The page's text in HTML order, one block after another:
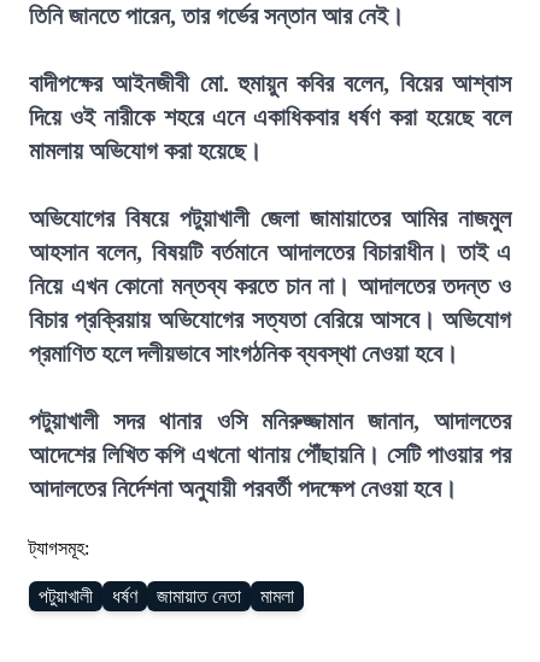
তিনি জানতে পারেন, তার গর্ভের সন্তান আর নেই।
বাদীপক্ষের আইনজীবী মো. হুমায়ুন কবির বলেন, বিয়ের আশ্বাস
দিয়ে ওই নারীকে শহরে এনে একাধিকবার ধর্ষণ করা হয়েছে বলে
মামলায় অভিযোগ করা হয়েছে।
অভিযোগের বিষয়ে পটুয়াখালী জেলা জামায়াতের আমির নাজমুল
আহসান বলেন, বিষয়টি বর্তমানে আদালতের বিচারাধীন। তাই এ
নিয়ে এখন কোনো মন্তব্য করতে চান না। আদালতের তদন্ত ও
বিচার প্রক্রিয়ায় অভিযোগের সত্যতা বেরিয়ে আসবে। অভিযোগ
প্রমাণিত হলে দলীয়ভাবে সাংগঠনিক ব্যবস্থা নেওয়া হবে।
পটুয়াখালী সদর থানার ওসি মনিরুজ্জামান জানান, আদালতের
আদেশের লিখিত কপি এখনো থানায় পৌঁছায়নি। সেটি পাওয়ার পর
আদালতের নির্দেশনা অনুযায়ী পরবর্তী পদক্ষেপ নেওয়া হবে।
ট্যাগসমূহ:
পটুয়াখালী ধর্ষণ জামায়াত নেতা মামলা